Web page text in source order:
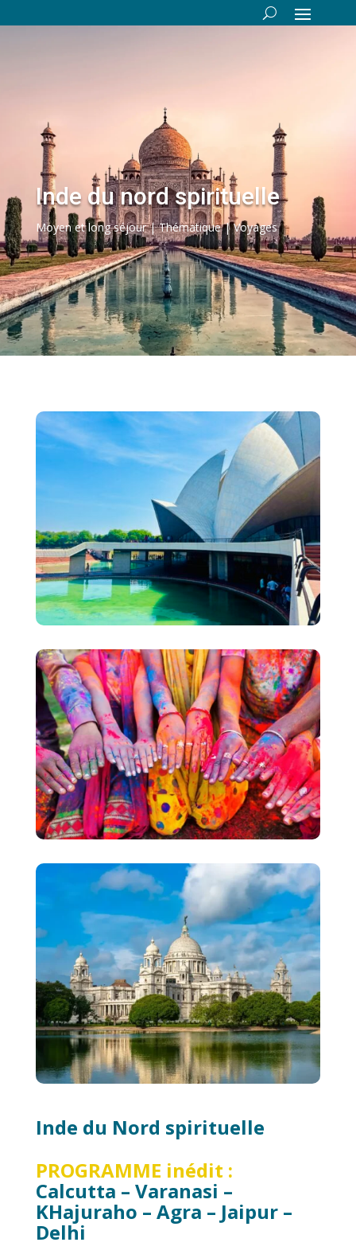
Inde du nord spirituelle
Moyen et long séjour | Thématique | Voyages
Inde du Nord spirituelle
PROGRAMME inédit :
Calcutta – Varanasi –
KHajuraho – Agra – Jaipur –
Delhi